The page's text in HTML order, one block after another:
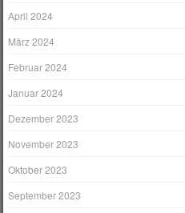
April 2024
März 2024
Februar 2024
Januar 2024
Dezember 2023
November 2023
Oktober 2023
September 2023